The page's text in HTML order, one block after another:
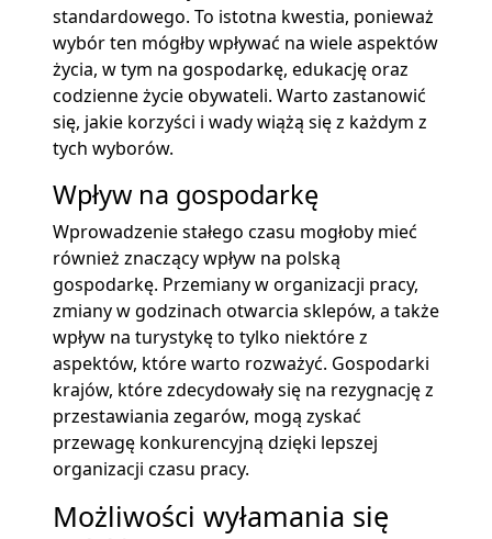
standardowego. To istotna kwestia, ponieważ
wybór ten mógłby wpływać na wiele aspektów
życia, w tym na gospodarkę, edukację oraz
codzienne życie obywateli. Warto zastanowić
się, jakie korzyści i wady wiążą się z każdym z
tych wyborów.
Wpływ na gospodarkę
Wprowadzenie stałego czasu mogłoby mieć
również znaczący wpływ na polską
gospodarkę. Przemiany w organizacji pracy,
zmiany w godzinach otwarcia sklepów, a także
wpływ na turystykę to tylko niektóre z
aspektów, które warto rozważyć. Gospodarki
krajów, które zdecydowały się na rezygnację z
przestawiania zegarów, mogą zyskać
przewagę konkurencyjną dzięki lepszej
organizacji czasu pracy.
Możliwości wyłamania się